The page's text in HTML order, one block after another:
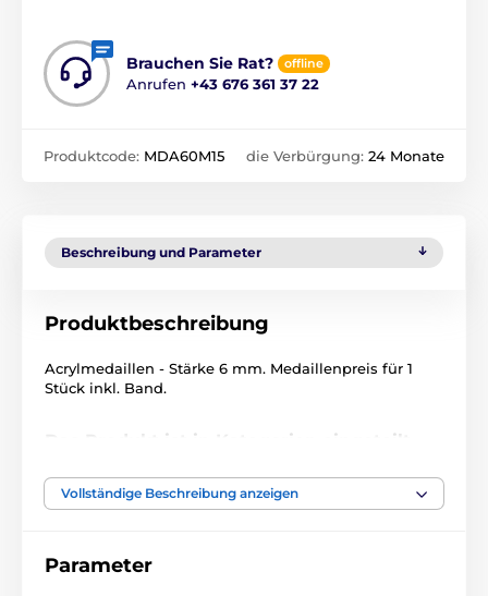
Brauchen Sie Rat? offline
Anrufen +43 676 361 37 22
Produktcode: MDA60M15 die Verbürgung: 24 Monate
Beschreibung und Parameter
Produktbeschreibung
Acrylmedaillen - Stärke 6 mm. Medaillenpreis für 1
Stück inkl. Band.
Das Produkt ist in Kategorien eingeteilt
Kartenspiele MDA60
Vollständige Beschreibung anzeigen
Parameter